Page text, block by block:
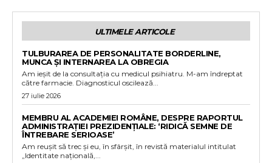
ULTIMELE ARTICOLE
TULBURAREA DE PERSONALITATE BORDERLINE,
MUNCA ȘI INTERNAREA LA OBREGIA
Am ieșit de la consultația cu medicul psihiatru. M-am îndreptat
către farmacie. Diagnosticul oscilează...
27 iulie 2026
MEMBRU AL ACADEMIEI ROMÂNE, DESPRE RAPORTUL
ADMINISTRAȚIEI PREZIDENȚIALE: ‘RIDICĂ SEMNE DE
ÎNTREBARE SERIOASE’
Am reușit să trec și eu, în sfârșit, în revistă materialul intitulat
„Identitate națională,...